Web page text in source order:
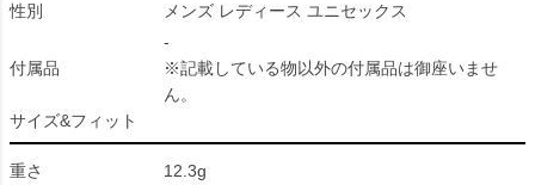
性別
メンズ レディース ユニセックス
付属品
-
※記載している物以外の付属品は御座いませ
ん。
サイズ&フィット
重さ
12.3g